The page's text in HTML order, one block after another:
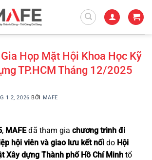
Họp Mặt Hội Khoa Học Kỹ
TP.HCM Tháng 12/2025
1 2, 2026 BỞI MAFE
, MAFEđã tham gia chương trình đi
hội viên và giao lưu kết nối do Hội
Xây dựng Thành phố Hồ Chí Minh tổ